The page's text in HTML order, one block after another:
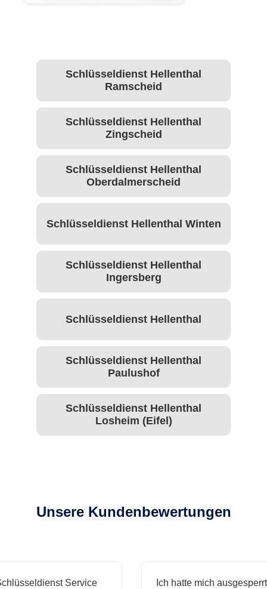
Schlüsseldienst Hellenthal
Ramscheid
Schlüsseldienst Hellenthal
Zingscheid
Schlüsseldienst Hellenthal
Oberdalmerscheid
Schlüsseldienst Hellenthal Winten
Schlüsseldienst Hellenthal
Ingersberg
Schlüsseldienst Hellenthal
Schlüsseldienst Hellenthal
Paulushof
Schlüsseldienst Hellenthal
Losheim (Eifel)
Unsere Kundenbewertungen
Service
Ich hatte mich ausgesperrt